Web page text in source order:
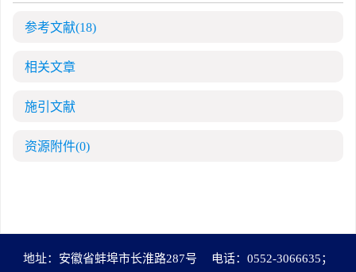
参考文献(18)
相关文章
施引文献
资源附件(0)
地址：安徽省蚌埠市长淮路287号 电话：0552-3066635；